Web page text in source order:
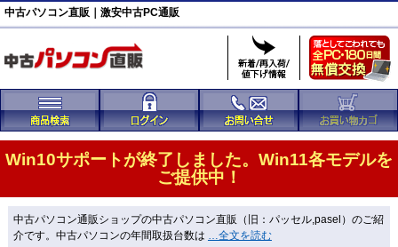
中古パソコン直販｜激安中古PC通販
Win10サポートが終了しました。Win11各モデルを
ご提供中！
中古パソコン通販ショップの中古パソコン直販
（旧：パッセル,pasel）のご紹
介です。中古パソコンの年間取扱台数は …全文を読む